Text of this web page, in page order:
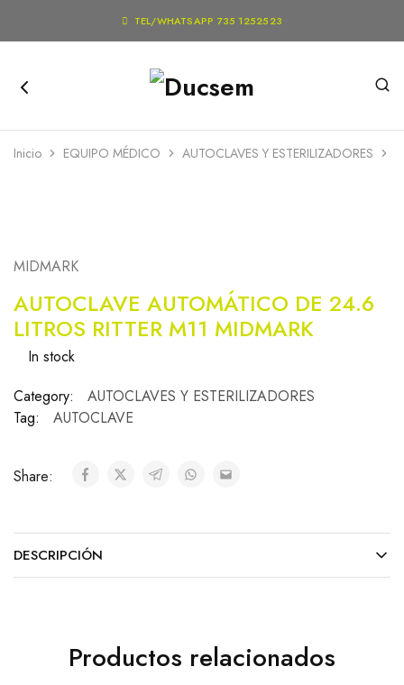
 TEL/WHATSAPP 735 1252523
Inicio EQUIPO MÉDICO AUTOCLAVES Y ESTERILIZADORES
MIDMARK
AUTOCLAVE AUTOMÁTICO DE 24.6
LITROS RITTER M11 MIDMARK
In stock
Category:
AUTOCLAVES Y ESTERILIZADORES
Tag:
AUTOCLAVE
Share:
DESCRIPCIÓN
Productos relacionados